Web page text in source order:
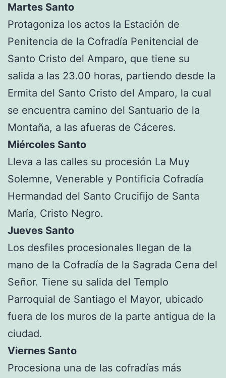
Martes Santo
Protagoniza los actos la Estación de
Penitencia de la Cofradía Penitencial de
Santo Cristo del Amparo, que tiene su
salida a las 23.00 horas, partiendo desde la
Ermita del Santo Cristo del Amparo, la cual
se encuentra camino del Santuario de la
Montaña, a las afueras de Cáceres.
Miércoles Santo
Lleva a las calles su procesión La Muy
Solemne, Venerable y Pontificia Cofradía
Hermandad del Santo Crucifijo de Santa
María, Cristo Negro.
Jueves Santo
Los desfiles procesionales llegan de la
mano de la Cofradía de la Sagrada Cena del
Señor. Tiene su salida del Templo
Parroquial de Santiago el Mayor, ubicado
fuera de los muros de la parte antigua de la
ciudad.
Viernes Santo
Procesiona una de las cofradías más